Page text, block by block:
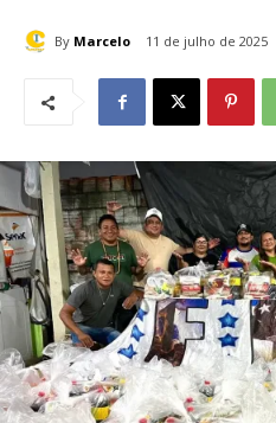
By Marcelo 11 de julho de 2025